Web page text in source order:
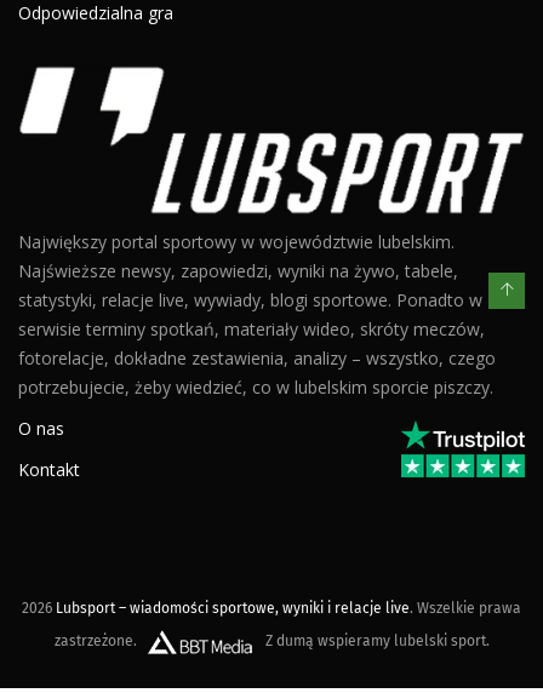
Odpowiedzialna gra
Największy portal sportowy w województwie lubelskim.
Najświeższe newsy, zapowiedzi, wyniki na żywo, tabele,
statystyki, relacje live, wywiady, blogi sportowe. Ponadto w
serwisie terminy spotkań, materiały wideo, skróty meczów,
fotorelacje, dokładne zestawienia, analizy – wszystko, czego
potrzebujecie, żeby wiedzieć, co w lubelskim sporcie piszczy.
O nas
Kontakt
2026 Lubsport – wiadomości sportowe, wyniki i relacje live. Wszelkie prawa
zastrzeżone.
Z dumą wspieramy lubelski sport.